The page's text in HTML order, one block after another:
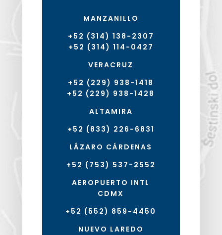
MANZANILLO
+52 (314) 138-2307
+52 (314) 114-0427
VERACRUZ
+52 (229) 938-1418
+52 (229) 938-1428
ALTAMIRA
+52 (833) 226-6831
LÁZARO CÁRDENAS
+52 (753) 537-2552
AEROPUERTO INTL
CDMX
+52 (552) 859-4450
NUEVO LAREDO